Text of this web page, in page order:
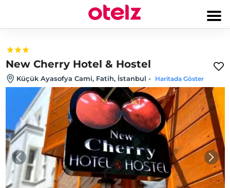
New Cherry Hotel & Hostel
Küçük Ayasofya Cami, Fatih, İstanbul - Haritada Göster